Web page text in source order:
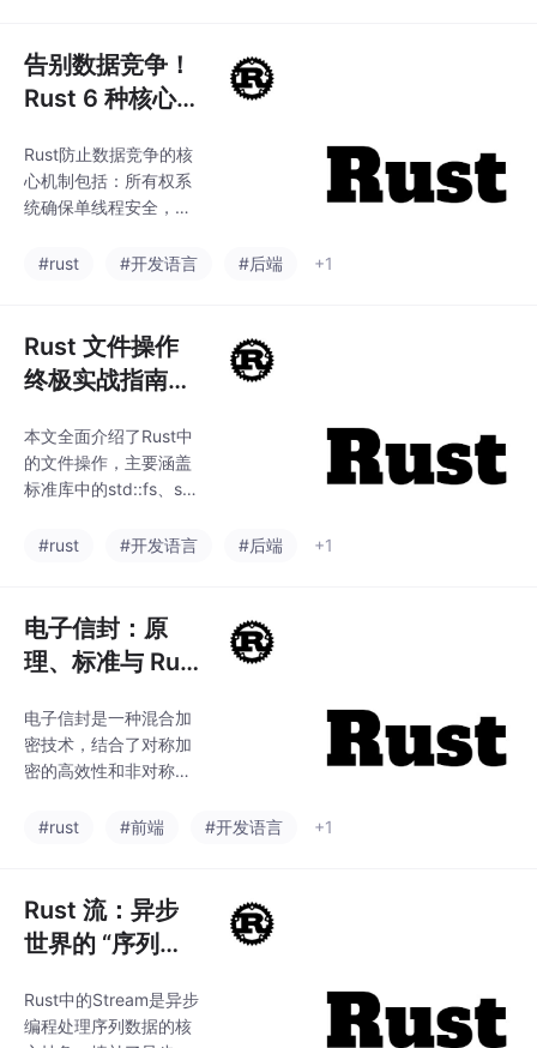
了特性约束在
2）内部可变性模式的原
理和实现方式；3）宏
编程基础，包括声明宏
4）unsafe Rust的使用
场景和注意事项。文章
通过大量中文示例（如
程任务等）展示了这些
程安全的
告别数据竞争！
Rust 6 种核心技
“零风险”
Rust防止数据竞争的核
心机制包括：所有权系
统确保单线程安全，通
程安全类型，提供Mute
原子操作等模式。这些
机制在编译期和运行期
协同工作，严格限制多
根本上杜绝了数据竞争
的可能性。开发者只需
遵循Rust的规则选择合
x或通道），即可安全实
#rust #开发语言 #后端 +1
Rust 文件操作
终极实战指南：
阶锁控，一文搞
定所有 IO 场景
本文全面介绍了Rust中
的文件操作，主要涵盖
标准库中的std::fs、st
使用。内容包括路径处
获取等基础功能，以及
缓冲I/O、错误处理等关
键技巧。文章还介绍了
第三方库的进阶用法，
并提供了最佳实践建
议，如优先使用缓冲I/
通过详实的代码示例，
#rust #开发语言 #后端 +1
电子信封：原
理、标准与 Rus
电子信封是一种混合加
密技术，结合了对称加
密的高效性和非对称加
理是用对称密钥加密数
包含加密密钥和密文
的"信封"。该技术遵循P
KCS#7、CMS等标准，
金融交易等领域。文中
提供了符合PKCS#7标
#rust #前端 #开发语言 +1
Rust 流：异步
世界的 “序列处
到并发神操作，
Rust中的Stream是异步
编程处理序列数据的核